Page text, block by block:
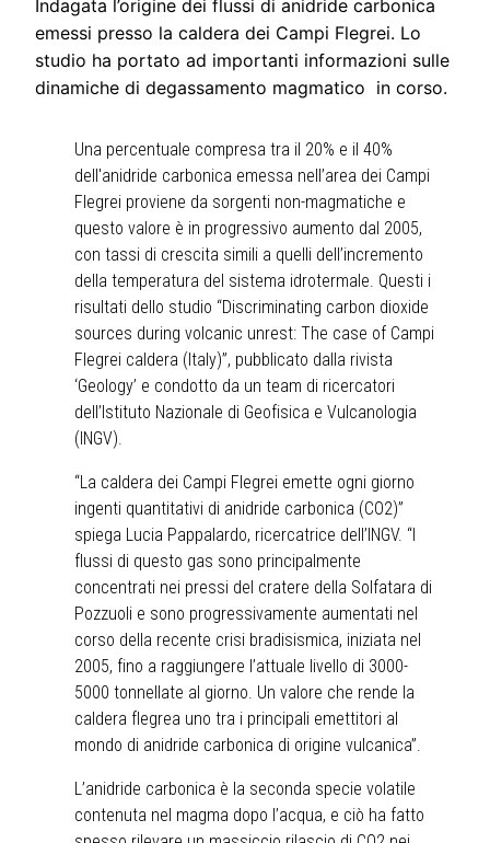
Indagata l’origine dei flussi di anidride carbonica
emessi presso la caldera dei Campi Flegrei. Lo
studio ha portato ad importanti informazioni sulle
dinamiche di degassamento magmatico in corso.
Una percentuale compresa tra il 20% e il 40%
dell'anidride carbonica emessa nell’area dei Campi
Flegrei proviene da sorgenti non-magmatiche e
questo valore è in progressivo aumento dal 2005,
con tassi di crescita simili a quelli dell’incremento
della temperatura del sistema idrotermale. Questi i
risultati dello studio “Discriminating carbon dioxide
sources during volcanic unrest: The case of Campi
Flegrei caldera (Italy)”, pubblicato dalla rivista
‘Geology’ e condotto da un team di ricercatori
dell’Istituto Nazionale di Geofisica e Vulcanologia
(INGV).
“La caldera dei Campi Flegrei emette ogni giorno
ingenti quantitativi di anidride carbonica (CO2)”
spiega Lucia Pappalardo, ricercatrice dell’INGV. “I
flussi di questo gas sono principalmente
concentrati nei pressi del cratere della Solfatara di
Pozzuoli e sono progressivamente aumentati nel
corso della recente crisi bradisismica, iniziata nel
2005, fino a raggiungere l’attuale livello di 3000-
5000 tonnellate al giorno. Un valore che rende la
caldera flegrea uno tra i principali emettitori al
mondo di anidride carbonica di origine vulcanica”.
L’anidride carbonica è la seconda specie volatile
contenuta nel magma dopo l’acqua, e ciò ha fatto